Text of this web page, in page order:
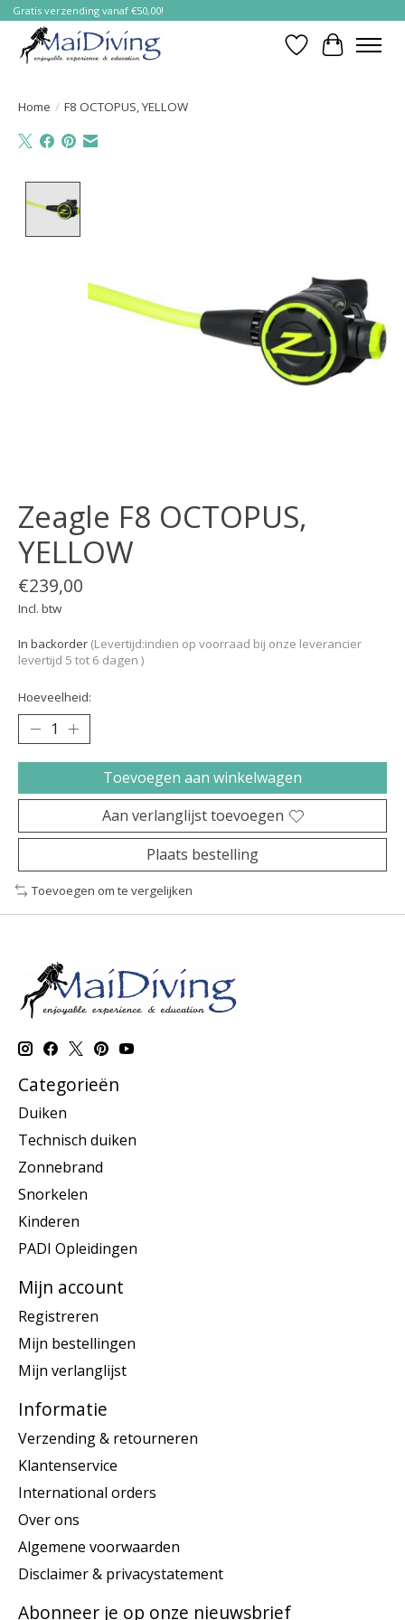
Gratis verzending vanaf €50,00!
Verlanglijst
Home / F8 OCTOPUS, YELLOW
Zeagle F8 OCTOPUS,
YELLOW
€239,00
Incl. btw
In backorder (Levertijd:indien op voorraad bij onze leverancier
levertijd 5 tot 6 dagen )
Hoeveelheid:
Toevoegen aan winkelwagen
Aan verlanglijst toevoegen
Plaats bestelling
Toevoegen om te vergelijken
Categorieën
Duiken
Technisch duiken
Zonnebrand
Snorkelen
Kinderen
PADI Opleidingen
Mijn account
Registreren
Mijn bestellingen
Mijn verlanglijst
Informatie
Verzending & retourneren
Klantenservice
International orders
Over ons
Algemene voorwaarden
Disclaimer & privacystatement
Abonneer je op onze nieuwsbrief